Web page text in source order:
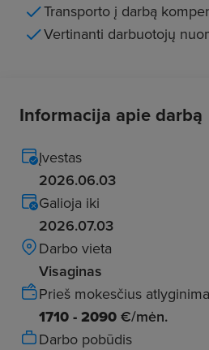
Transporto į darbą
Vertinanti darbuotojų
Informacija apie darbą
Įvestas
2026.06.03
Galioja iki
2026.07.03
Darbo vieta
Visaginas
Prieš mokesčius
1710 - 2090 €/mėn.
Darbo pobūdis